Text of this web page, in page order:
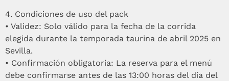
4.⁠ ⁠Condiciones de uso del pack
•⁠ ⁠Validez: Solo válido para la fecha de la corrida
elegida durante la temporada taurina de abril 2025 en
Sevilla.
•⁠ ⁠Confirmación obligatoria: La reserva para el menú
debe confirmarse antes de las 13:00 horas del día del